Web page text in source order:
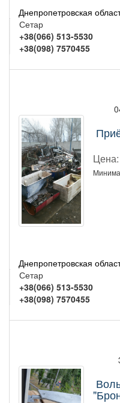
Днепропетровская
Сетар
+38(066) 513-5530
+38(098) 7570455
Цена:
Днепропетровская
Сетар
+38(066) 513-5530
+38(098) 7570455